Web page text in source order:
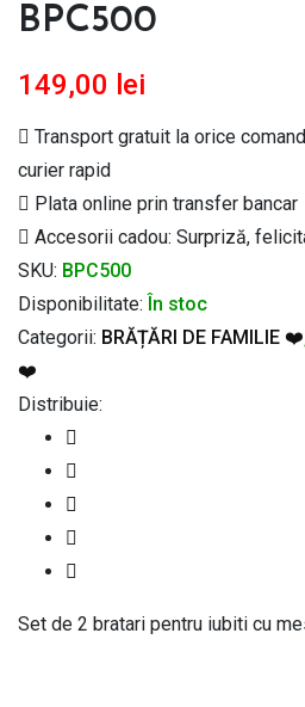
BPC500
149,00 lei
Transport gratuit la orice
curier rapid
Plata online prin transfer bancar
Accesorii cadou: Surpriză,
SKU: BPC500
Disponibilitate: În stoc
Categorii: BRĂȚĂRI DE FAMILIE ❤️
❤️
Distribuie:
Set de 2 bratari pentru iubiti cu